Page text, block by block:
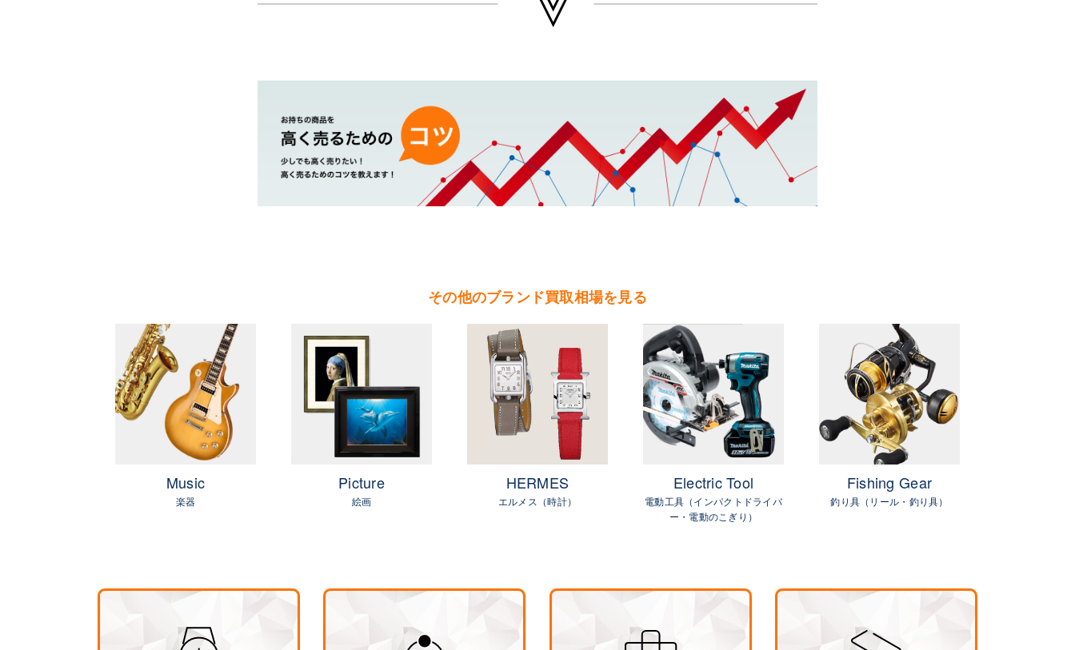
茨城県 県南地区（石岡市・かすみがうら市・土浦市・つくば市・阿見町・美浦町・稲敷市・牛久市・龍ヶ崎
市・取手市・利根町・河内町・つくばみらい市・守谷市）
茨城県 県西地区（桜川市・筑西市・下妻市・常総市・坂東市・結城市・古川市・境町・五霞町）
その他のブランド買取相場を見る
Music
楽器
Picture
絵画
HERMES
エルメス（時計）
Electric Tool
電動工具（インパクトドライバ
ー・電動のこぎり）
Fishing Gear
釣り具（リール・釣り具）